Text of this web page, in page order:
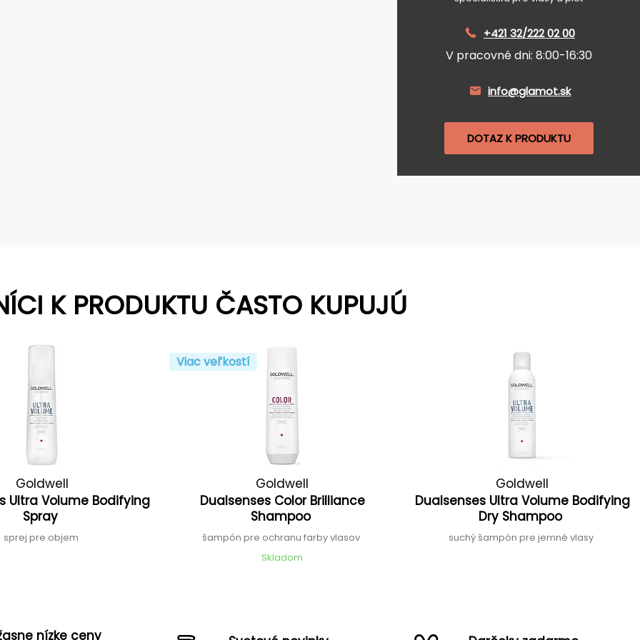
+421 32/222 02 00
V pracovné dni: 8:00-16:30
info@glamot.sk
DOTAZ K PRODUKTU
K PRODUKTU ČASTO KUPUJÚ
Goldwell
Ultra Volume Bodifying
Spray
sprej pre objem
Viac veľkostí
Goldwell
Dualsenses Color Brilliance
Shampoo
šampón pre ochranu farby vlasov
Skladom
Goldwell
Dualsenses Ultra Volume Bodifying
Dry Shampoo
suchý šampón pre jemné vlasy
nízke ceny